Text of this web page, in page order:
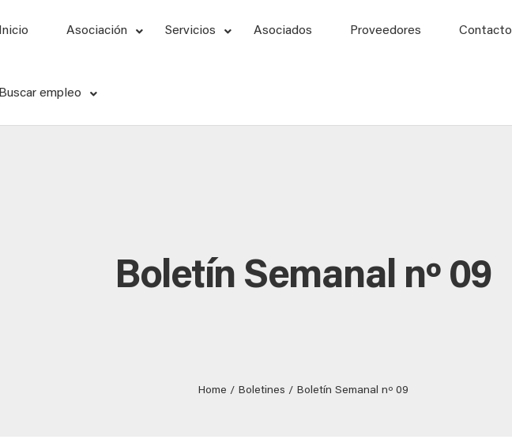
Inicio Asociación Servicios Asociados Proveedores Contacto
Buscar empleo
Boletín Semanal nº 09
Home Boletines Boletín Semanal nº 09